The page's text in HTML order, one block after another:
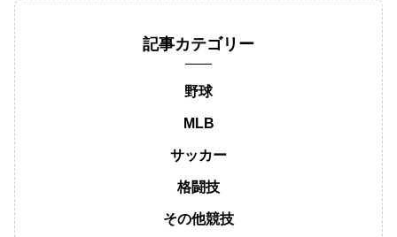
記事カテゴリー
野球
MLB
サッカー
格闘技
その他競技